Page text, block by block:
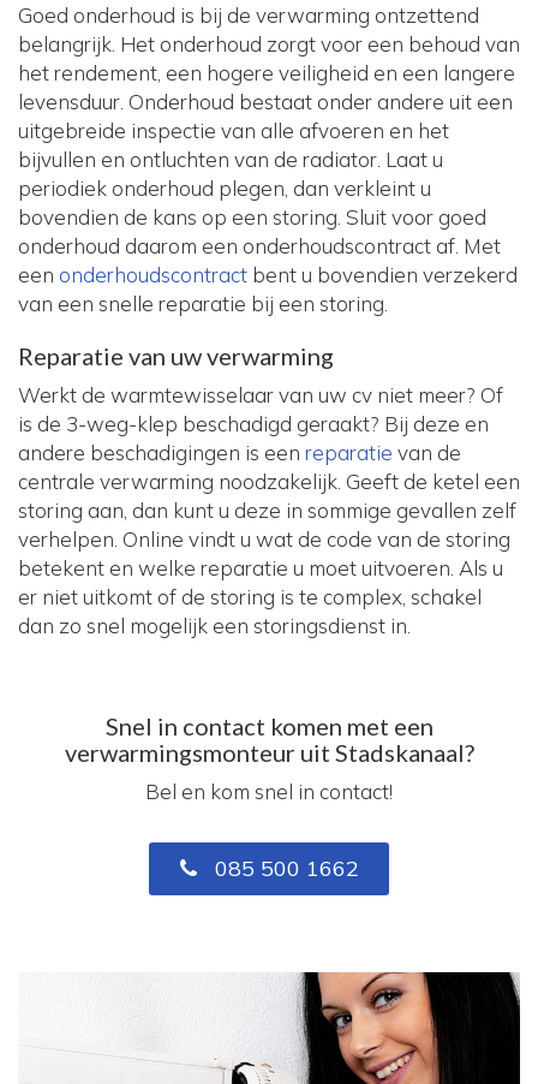
Goed onderhoud is bij de verwarming ontzettend
belangrijk. Het onderhoud zorgt voor een behoud van
het rendement, een hogere veiligheid en een langere
levensduur. Onderhoud bestaat onder andere uit een
uitgebreide inspectie van alle afvoeren en het
bijvullen en ontluchten van de radiator. Laat u
periodiek onderhoud plegen, dan verkleint u
bovendien de kans op een storing. Sluit voor goed
onderhoud daarom een onderhoudscontract af. Met
een onderhoudscontract bent u bovendien verzekerd
van een snelle reparatie bij een storing.
Reparatie van uw verwarming
Werkt de warmtewisselaar van uw cv niet meer? Of
is de 3-weg-klep beschadigd geraakt? Bij deze en
andere beschadigingen is een reparatie van de
centrale verwarming noodzakelijk. Geeft de ketel een
storing aan, dan kunt u deze in sommige gevallen zelf
verhelpen. Online vindt u wat de code van de storing
betekent en welke reparatie u moet uitvoeren. Als u
er niet uitkomt of de storing is te complex, schakel
dan zo snel mogelijk een storingsdienst in.
Snel in contact komen met een
verwarmingsmonteur uit Stadskanaal?
Bel en kom snel in contact!
085 500 1662